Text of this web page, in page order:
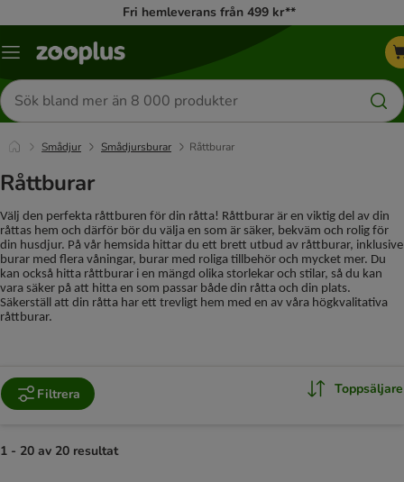
Fri hemleverans från 499 kr**
Katalogmeny
Sök
efter
produkter
Smådjur Smådjursburar Råttburar
Råttburar
Välj den perfekta råttburen för din råtta! Råttburar är en viktig del av din
råttas hem och därför bör du välja en som är säker, bekväm och rolig för
din husdjur. På vår hemsida hittar du ett brett utbud av råttburar, inklusive
burar med flera våningar, burar med roliga tillbehör och mycket mer. Du
kan också hitta råttburar i en mängd olika storlekar och stilar, så du kan
vara säker på att hitta en som passar både din råtta och din plats.
Säkerställ att din råtta har ett trevligt hem med en av våra högkvalitativa
råttburar.
Filtrera Toppsäljare
1 - 20 av 20 resultat